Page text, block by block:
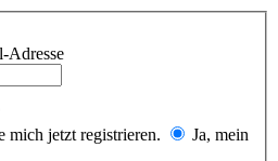
Adresse
mich jetzt registrieren.
Ja, mein